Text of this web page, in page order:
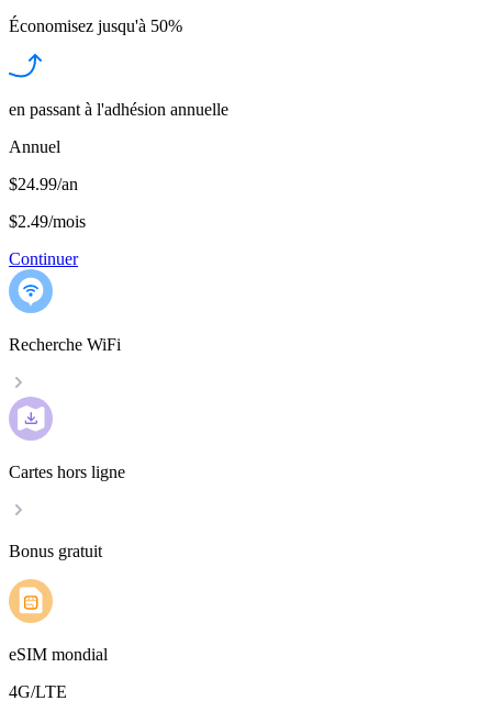
Économisez jusqu'à 50%
en passant à l'adhésion annuelle
Annuel
$24.99/an
$2.49/mois
Continuer
Recherche WiFi
Cartes hors ligne
Bonus gratuit
eSIM mondial
4G/LTE